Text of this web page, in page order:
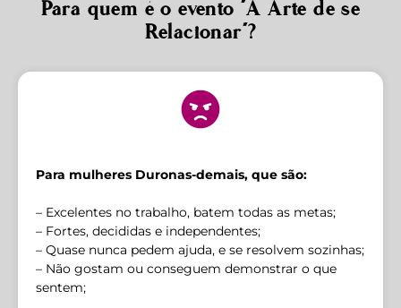
Para quem é o evento "A Arte de se
Relacionar"?
Para mulheres Duronas-demais, que são:
– Excelentes no trabalho, batem todas as metas;
– Fortes, decididas e independentes;
– Quase nunca pedem ajuda, e se resolvem sozinhas;
– Não gostam ou conseguem demonstrar o que
sentem;